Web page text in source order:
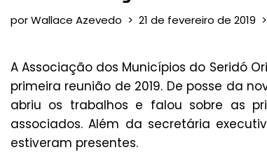
porWallace Azevedo 21 de fevereiro de 2019
A Associação dos Municípios do Seridó
primeira reunião de 2019. De posse da
abriu os trabalhos e falou sobre as
associados. Além da secretária
estiveram presentes.